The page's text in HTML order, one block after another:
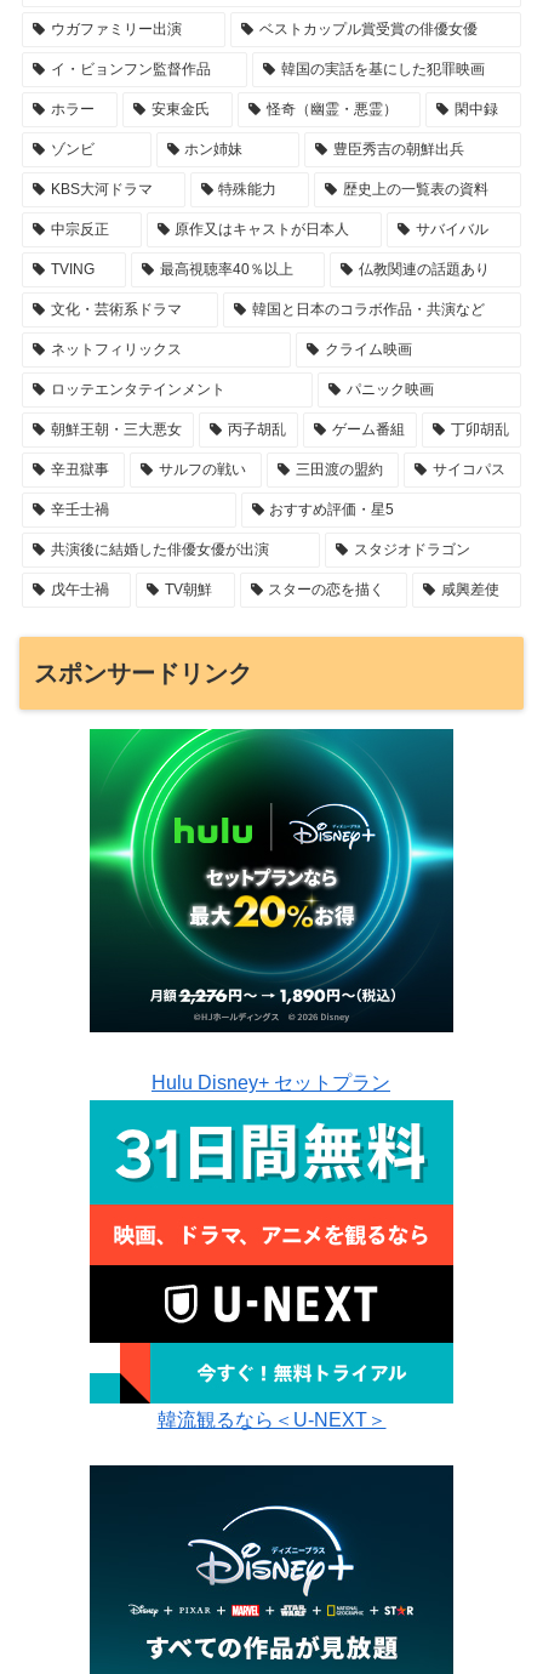
ウガファミリー出演 ベストカップル賞受賞の俳優女優
イ・ビョンフン監督作品 韓国の実話を基にした犯罪映画
ホラー 安東金氏 怪奇（幽霊・悪霊） 閑中録
ゾンビ ホン姉妹 豊臣秀吉の朝鮮出兵
KBS大河ドラマ 特殊能力 歴史上の一覧表の資料
中宗反正 原作又はキャストが日本人 サバイバル
TVING 最高視聴率40％以上 仏教関連の話題あり
文化・芸術系ドラマ 韓国と日本のコラボ作品・共演など
ネットフィリックス クライム映画
ロッテエンタテインメント パニック映画
朝鮮王朝・三大悪女 丙子胡乱 ゲーム番組 丁卯胡乱
辛丑獄事 サルフの戦い 三田渡の盟約 サイコパス
辛壬士禍 おすすめ評価・星5
共演後に結婚した俳優女優が出演 スタジオドラゴン
戊午士禍 TV朝鮮 スターの恋を描く 咸興差使
スポンサードリンク
Hulu Disney+ セットプラン
韓流観るなら＜U-NEXT＞